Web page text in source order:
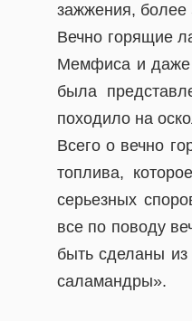
зажжения, более
Вечно горящие
Мемфиса и даже
была
походило на
Всего о вечно
топлива,
серьезных
все по поводу
быть сделаны из
саламандры».